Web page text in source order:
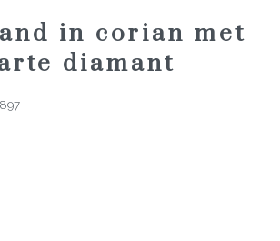
in corian met
diamant